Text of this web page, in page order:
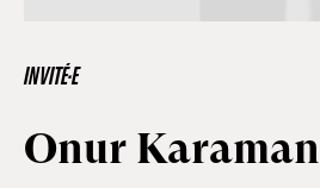
INVITÉ·E
Onur Karaman